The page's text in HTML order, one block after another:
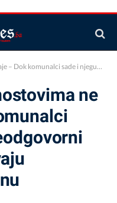
neodgovorni pojedinci uništavaju zajedničku imovinu
ne